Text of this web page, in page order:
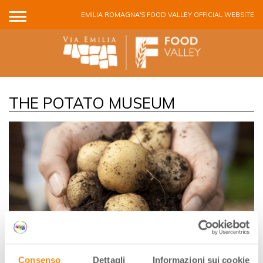
Consenso Dettagli Informazioni sui cookie
EMILIA ROMAGNA'S FOOD VALLEY OFFICIAL WEBSITE
THE POTATO MUSEUM
The ‘Museo della patata’, or potato museum, near Budrio, is